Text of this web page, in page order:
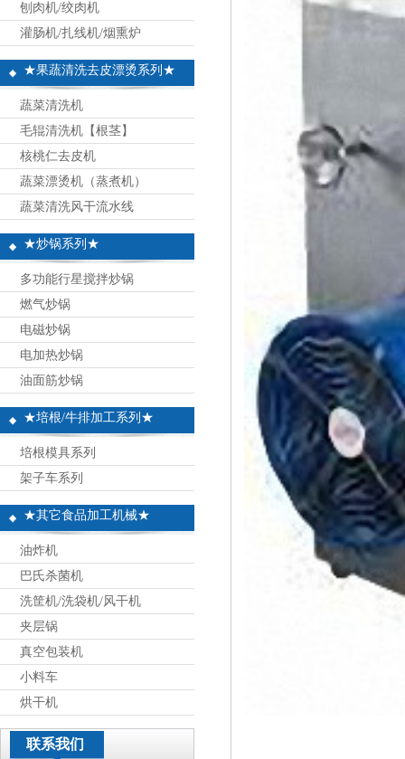
刨肉机/绞肉机
灌肠机/扎线机/烟熏炉
★果蔬清洗去皮漂烫系列★
蔬菜清洗机
毛辊清洗机【根茎】
核桃仁去皮机
蔬菜漂烫机（蒸煮机）
蔬菜清洗风干流水线
★炒锅系列★
多功能行星搅拌炒锅
燃气炒锅
电磁炒锅
电加热炒锅
油面筋炒锅
★培根/牛排加工系列★
培根模具系列
架子车系列
★其它食品加工机械★
油炸机
巴氏杀菌机
洗筐机/洗袋机/风干机
夹层锅
真空包装机
小料车
烘干机
联系我们